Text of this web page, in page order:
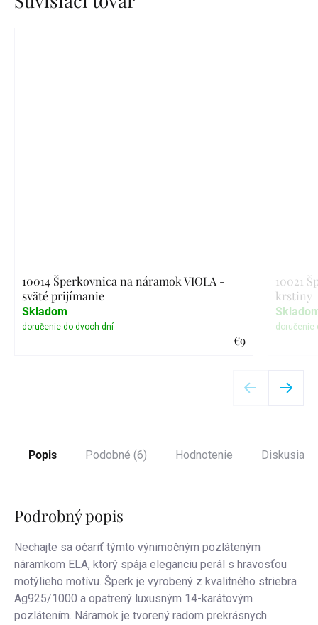
10014 Šperkovnica na náramok VIOLA -
sväté prijímanie
€9
Skladom
10021
krstiny
Popis Podobné (6) Hodnotenie Diskusia
Podrobný popis
Nechajte sa očariť týmto výnimočným pozláteným
náramkom ELA, ktorý spája eleganciu perál s hravosťou
motýlieho motívu. Šperk je vyrobený z kvalitného striebra
Ag925/1000 a opatrený luxusným 14-karátovým
pozlátením. Náramok je tvorený radom prekrásnych